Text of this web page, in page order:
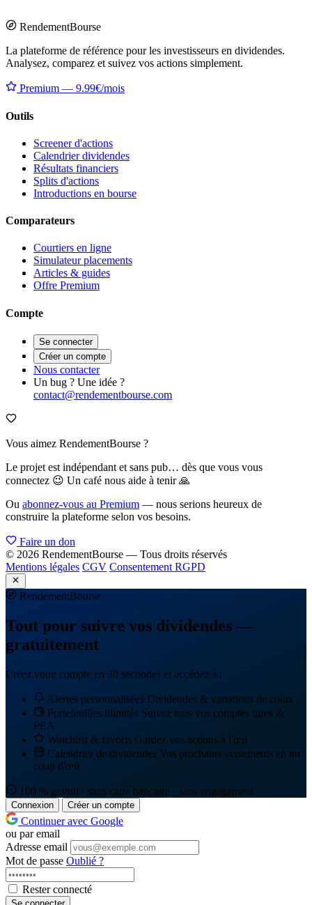
RendementBourse
La plateforme de référence pour les investisseurs en dividendes.
Analysez, comparez et suivez vos actions simplement.
Premium — 9.99€/mois
Outils
Screener d'actions
Calendrier dividendes
Résultats financiers
Splits d'actions
Introductions en bourse
Comparateurs
Courtiers en ligne
Simulateur placements
Articles & guides
Offre Premium
Compte
Se connecter
Créer un compte
Nous contacter
Un bug ? Une idée ?
contact@rendementbourse.com
Vous aimez RendementBourse ?
Le projet est indépendant et sans pub… dès que vous vous
connectez 😉 Un café nous aide à tenir 🙏
Ou abonnez-vous au Premium — nous serions heureux de
construire la plateforme selon vos besoins.
Faire un don
© 2026 RendementBourse — Tous droits réservés
Mentions légales CGV Consentement RGPD
RendementBourse
Tout pour suivre vos dividendes —
gratuitement
Créez votre compte en 30 secondes et accédez à :
Alertes personnalisées Dividendes & variations de cours
Portefeuilles illimités Suivez tous vos comptes titres &
PEA
Watchlist & favoris Gardez vos actions à l'œil
Calendrier de dividendes Vos prochains versements en un
coup d'œil
100 % gratuit · sans carte bancaire · sans engagement
Connexion Créer un compte
Continuer avec Google
ou par email
Adresse email
Mot de passe Oublié ?
Rester connecté